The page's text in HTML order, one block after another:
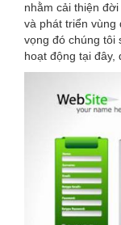
nhằm cải thiện
và phát triển vùng
vọng đó chúng tôi
hoạt động tại đây,